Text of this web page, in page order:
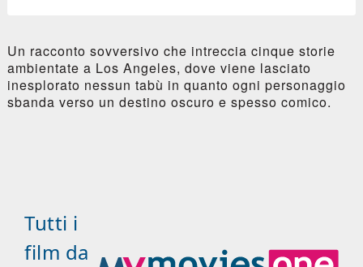
Un racconto sovversivo che intreccia cinque storie
ambientate a Los Angeles, dove viene lasciato
inesplorato nessun tabù in quanto ogni personaggio
sbanda verso un destino oscuro e spesso comico.
Tutti i
film da